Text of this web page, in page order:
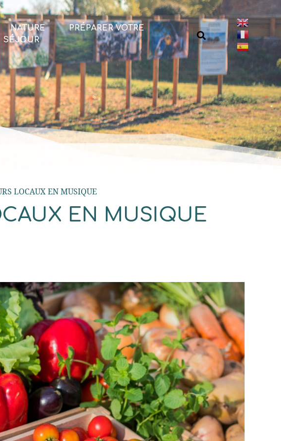
NATURE
PRÉPARER VOTRE
SÉJOUR
LOCAUX EN MUSIQUE
EN MUSIQUE